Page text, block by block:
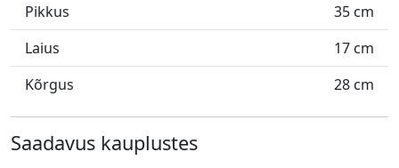
Pikkus
35 cm
Laius
17 cm
Kõrgus
28 cm
Saadavus kauplustes